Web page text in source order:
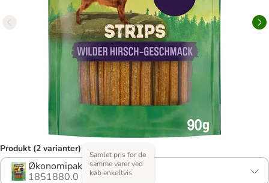
Produkt (2 varianter)
Økonomipakke: 2 x 90 g
1851880.0
Samlet pris for de
samme varer ved
køb enkeltvis